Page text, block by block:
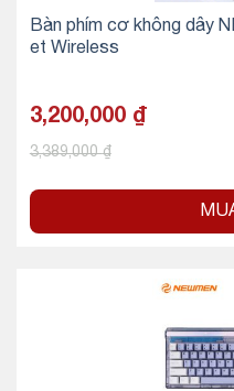
Bàn phím cơ không dây
et Wireless
3,200,000 ₫
3,389,000₫